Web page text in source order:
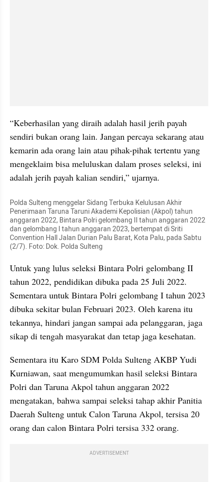
“Keberhasilan yang diraih adalah hasil jerih payah
sendiri bukan orang lain. Jangan percaya sekarang atau
kemarin ada orang lain atau pihak-pihak tertentu yang
mengeklaim bisa meluluskan dalam proses seleksi, ini
adalah jerih payah kalian sendiri,” ujarnya.
Polda Sulteng menggelar Sidang Terbuka Kelulusan Akhir
Penerimaan Taruna Taruni Akademi Kepolisian (Akpol) tahun
anggaran 2022, Bintara Polri gelombang II tahun anggaran 2022
dan gelombang I tahun anggaran 2023, bertempat di Sriti
Convention Hall Jalan Durian Palu Barat, Kota Palu, pada Sabtu
(2/7). Foto: Dok. Polda Sulteng
Untuk yang lulus seleksi Bintara Polri gelombang II
tahun 2022, pendidikan dibuka pada 25 Juli 2022.
Sementara untuk Bintara Polri gelombang I tahun 2023
dibuka sekitar bulan Februari 2023. Oleh karena itu
tekannya, hindari jangan sampai ada pelanggaran, jaga
sikap di tengah masyarakat dan tetap jaga kesehatan.
Sementara itu Karo SDM Polda Sulteng AKBP Yudi
Kurniawan, saat mengumumkan hasil seleksi Bintara
Polri dan Taruna Akpol tahun anggaran 2022
mengatakan, bahwa sampai seleksi tahap akhir Panitia
Daerah Sulteng untuk Calon Taruna Akpol, tersisa 20
orang dan calon Bintara Polri tersisa 332 orang.
ADVERTISEMENT